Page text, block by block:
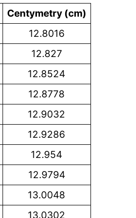
Centymetry (cm)
12.8016
12.827
12.8524
12.8778
12.9032
12.9286
12.954
12.9794
13.0048
13.0302